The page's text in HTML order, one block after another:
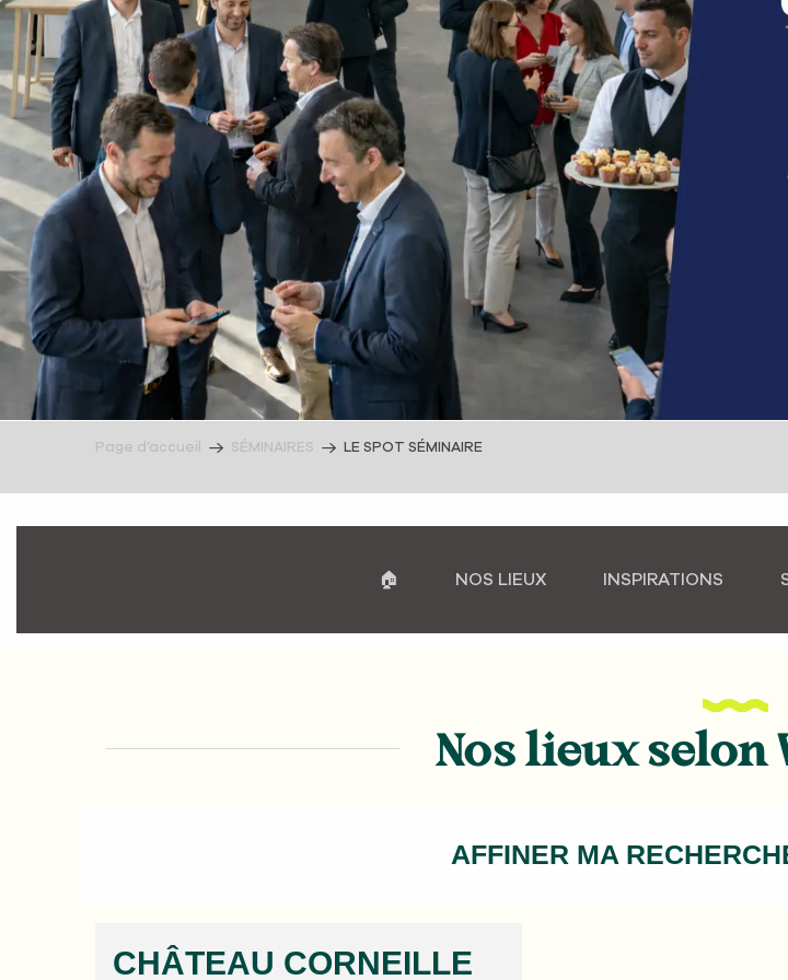
Page d’accueil SÉMINAIRES LE SPOT SÉMINAIRE
🏠 NOS LIEUX INSPIRATIONS
Nos lieux selon
AFFINER MA
CHÂTEAU CORNEILLE